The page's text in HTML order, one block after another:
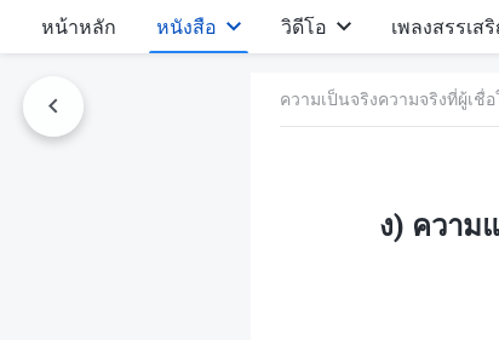
หน้าหลัก หนังสือ วิดีโอ เพลงสรรเส
ความเป็นจริงความจริงที่ผู้เชื่
ง) ความ